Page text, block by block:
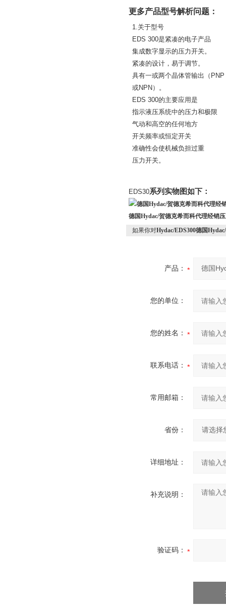
更多产品型号解析问题：
1. 关于型号
EDS 300是紧凑的电子产品
集成数字显示的压力开关。
紧凑的设计，易于调节。
具有一或两个晶体管输出（ PNP
或NPN ）。
EDS 300的主要应用是
指示液压系统中的压力和极限
气动和高空的任何地方
开关频率或恒定开关
准确性会使机械负担过重
压力开关。
EDS30系列实物图如下：
德国Hydac/贺德克希而科代理经
德国Hydac/贺德克希而科代理经销
如果你对Hydac/EDS300德国
产品：
您的单位：
您的姓名：
联系电话：
常用邮箱：
省份：
详细地址：
补充说明：
验证码：